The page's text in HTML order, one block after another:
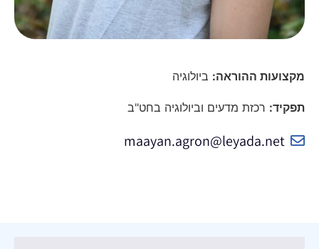
מקצועות ההוראה: ביולוגיה
תפקיד: רכזת מדעים וביולוגיה בחט"ב
maayan.agron@leyada.net